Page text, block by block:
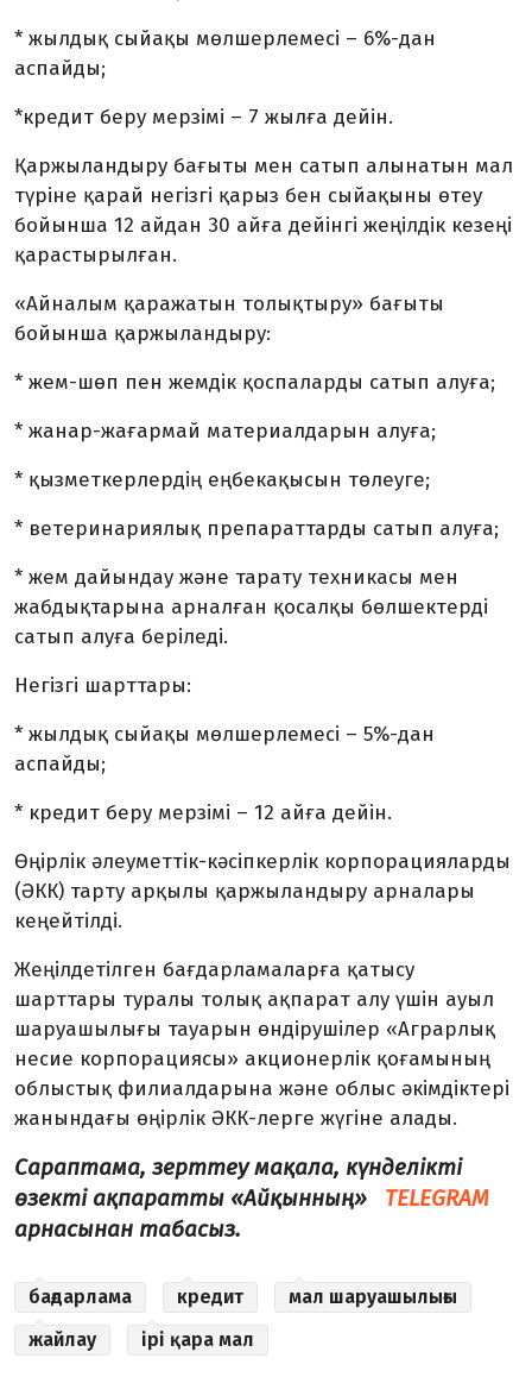
* жылдық сыйақы мөлшерлемесі – 6%-дан
аспайды;
*кредит беру мерзімі – 7 жылға дейін.
Қаржыландыру бағыты мен сатып алынатын мал
түріне қарай негізгі қарыз бен сыйақыны өтеу
бойынша 12 айдан 30 айға дейінгі жеңілдік кезеңі
қарастырылған.
«Айналым қаражатын толықтыру» бағыты
бойынша қаржыландыру:
* жем-шөп пен жемдік қоспаларды сатып алуға;
* жанар-жағармай материалдарын алуға;
* қызметкерлердің еңбекақысын төлеуге;
* ветеринариялық препараттарды сатып алуға;
* жем дайындау және тарату техникасы мен
жабдықтарына арналған қосалқы бөлшектерді
сатып алуға беріледі.
Негізгі шарттары:
* жылдық сыйақы мөлшерлемесі – 5%-дан
аспайды;
* кредит беру мерзімі – 12 айға дейін.
Өңірлік әлеуметтік-кәсіпкерлік корпорацияларды
(ӘКК) тарту арқылы қаржыландыру арналары
кеңейтілді.
Жеңілдетілген бағдарламаларға қатысу
шарттары туралы толық ақпарат алу үшін ауыл
шаруашылығы тауарын өндірушілер «Аграрлық
несие корпорациясы» акционерлік қоғамының
облыстық филиалдарына және облыс әкімдіктері
жанындағы өңірлік ӘКК-лерге жүгіне алады.
Сараптама, зерттеу мақала, күнделікті
өзекті ақпаратты «Айқынның»
TELEGRAM
арнасынан табасыз.
бағдарлама кредит
мал шаруашылығы
жайлау
ірі қара мал